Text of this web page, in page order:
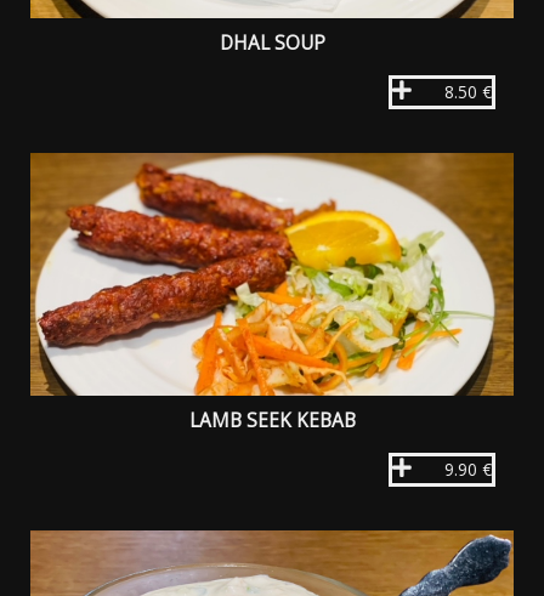
DHAL SOUP
8.50 €
LAMB SEEK KEBAB
9.90 €